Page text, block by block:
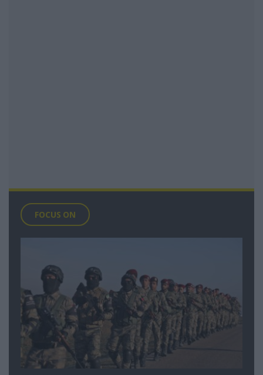
FOCUS ON